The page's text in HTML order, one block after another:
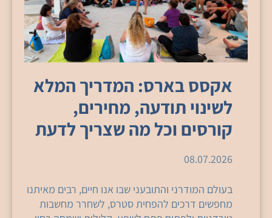
אקסס בארס: המדריך המלא
לשינוי תודעה, מחירים,
קורסים וכל מה שצריך לדעת
08.07.2026
בעולם המודרני והתובעני שבו אנו חיים, רבים מאיתנו
מחפשים דרכים להפחית סטרס, לשחרר מחשבות